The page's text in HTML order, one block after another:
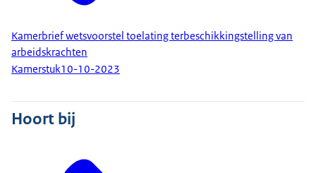
Kamerbrief wetsvoorstel toelating terbeschikkingstelling van
arbeidskrachten
Kamerstuk10-10-2023
Hoort bij